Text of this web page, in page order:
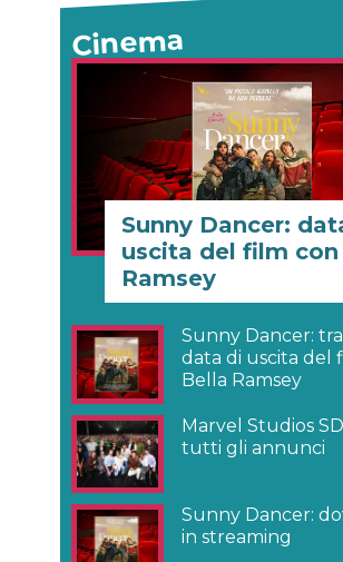
Cinema
Sunny Dancer:
uscita del film con
Ramsey
Sunny Dancer:
data di uscita del
Bella Ramsey
Marvel Studios
tutti gli annunci
Sunny Dancer:
in streaming